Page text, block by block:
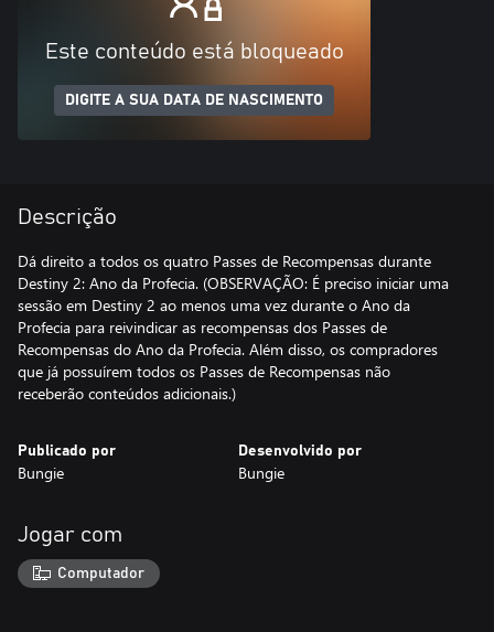
Este conteúdo está bloqueado
DIGITE A SUA DATA DE NASCIMENTO
Descrição
Dá direito a todos os quatro Passes de Recompensas durante
Destiny 2: Ano da Profecia. (OBSERVAÇÃO: É preciso iniciar uma
sessão em Destiny 2 ao menos uma vez durante o Ano da
Profecia para reivindicar as recompensas dos Passes de
Recompensas do Ano da Profecia. Além disso, os compradores
que já possuírem todos os Passes de Recompensas não
receberão conteúdos adicionais.)
Publicado por
Bungie
Desenvolvido por
Bungie
Jogar com
Computador